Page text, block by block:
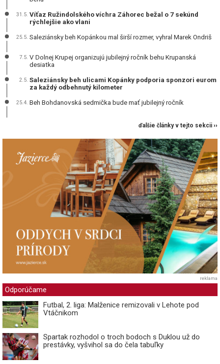
31.5. Víťaz Ružindolského víchra Záhorec bežal o 7 sekúnd
rýchlejšie ako vlani
25.5. Saleziánsky beh Kopánkou mal širší rozmer, vyhral Marek Ondriš
7.5. V Dolnej Krupej organizujú jubilejný ročník behu Krupanská
desiatka
2.5. Saleziánsky beh ulicami Kopánky podporia sponzori eurom
za každý odbehnutý kilometer
25.4. Beh Bohdanovská sedmička bude mať jubilejný ročník
ďalšie články v tejto sekcii ››
reklama
Odporúčame
Futbal, 2. liga: Malženice remizovali v Lehote pod
Vtáčnikom
Spartak rozhodol o troch bodoch s Duklou už do
prestávky, vyšvihol sa do čela tabuľky